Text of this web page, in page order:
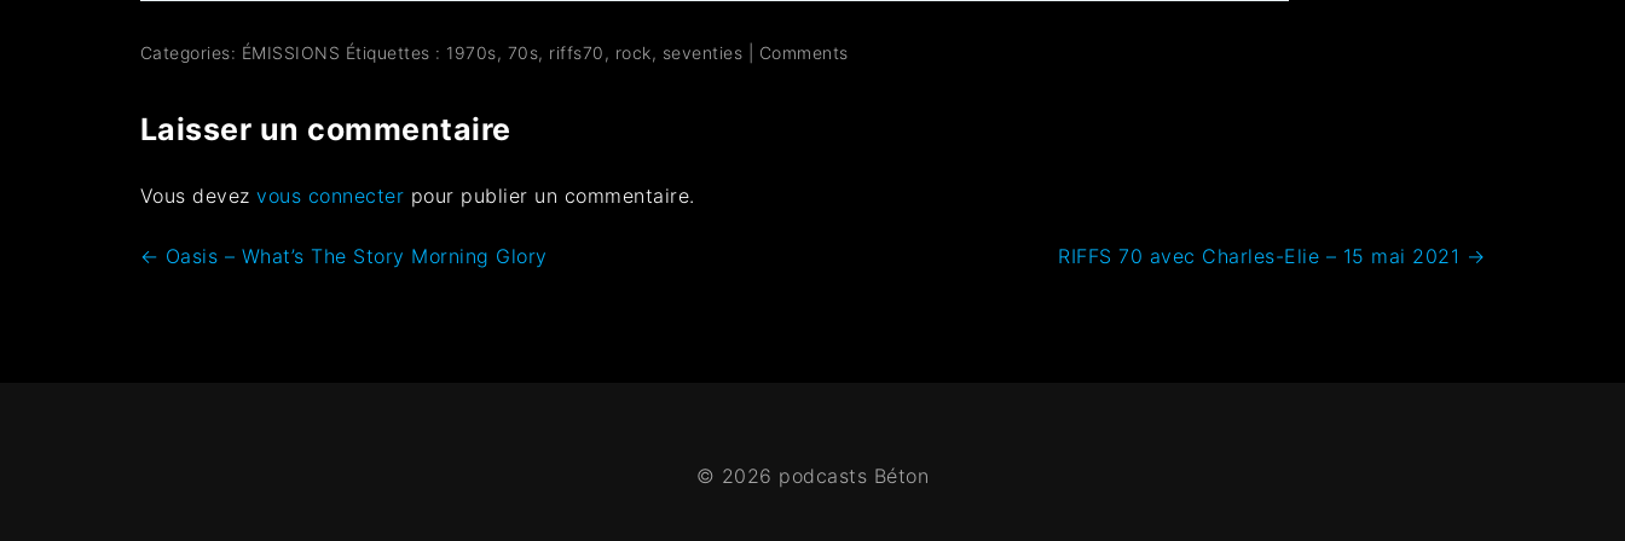
Categories: ÉMISSIONS Étiquettes : 1970s, 70s, riffs70 , rock, seventies Comments
Laisser un commentaire
Vous devezvous connecter pour publier un commentaire.
← Oasis – What’s The Story Morning Glory RIFFS 70 avec Charles-Elie – 15 mai 2021 →
© 2026 podcasts Béton